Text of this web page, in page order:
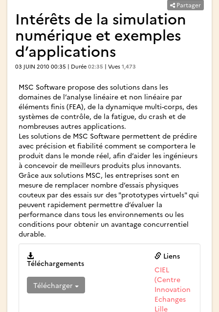
Partager
Intérêts de la simulation
numérique et exemples
d’applications
03 JUIN 2010 00:35 | Durée 02:35 | Vues 1,473
MSC Software propose des solutions dans les
domaines de l’analyse linéaire et non linéaire par
éléments finis (FEA), de la dynamique multi-corps, des
systèmes de contrôle, de la fatigue, du crash et de
nombreuses autres applications.
Les solutions de MSC Software permettent de prédire
avec précision et fiabilité comment se comportera le
produit dans le monde réel, afin d’aider les ingénieurs
à concevoir de meilleurs produits plus innovants.
Grâce aux solutions MSC, les entreprises sont en
mesure de remplacer nombre d’essais physiques
couteux par des essais sur des "prototypes virtuels" qui
peuvent rapidement permettre d’évaluer la
performance dans tous les environnements ou les
conditions pour obtenir un avantage concurrentiel
durable.
Téléchargements
Télécharger
Liens
CIEL
(Centre
Innovation
Echanges
Lille